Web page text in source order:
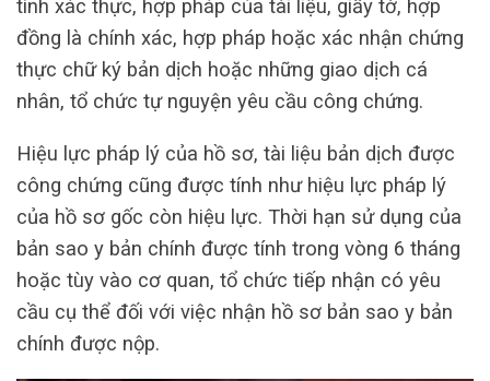
tính xác thực, hợp pháp của tài liệu, giấy tờ, hợp
đồng là chính xác, hợp pháp hoặc xác nhận chứng
thực chữ ký bản dịch hoặc những giao dịch cá
nhân, tổ chức tự nguyện yêu cầu công chứng.
Hiệu lực pháp lý của hồ sơ, tài liệu bản dịch được
công chứng cũng được tính như hiệu lực pháp lý
của hồ sơ gốc còn hiệu lực. Thời hạn sử dụng của
bản sao y bản chính được tính trong vòng 6 tháng
hoặc tùy vào cơ quan, tổ chức tiếp nhận có yêu
cầu cụ thể đối với việc nhận hồ sơ bản sao y bản
chính được nộp.